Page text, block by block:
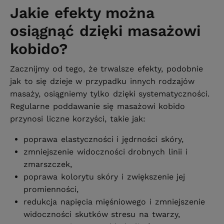
Jakie efekty można
osiągnąć dzięki masażowi
kobido?
Zacznijmy od tego, że trwalsze efekty, podobnie
jak to się dzieje w przypadku innych rodzajów
masaży, osiągniemy tylko dzięki systematyczności.
Regularne poddawanie się masażowi kobido
przynosi liczne korzyści, takie jak:
poprawa elastyczności i jędrności skóry,
zmniejszenie widoczności drobnych linii i
zmarszczek,
poprawa kolorytu skóry i zwiększenie jej
promienności,
redukcja napięcia mięśniowego i zmniejszenie
widoczności skutków stresu na twarzy,